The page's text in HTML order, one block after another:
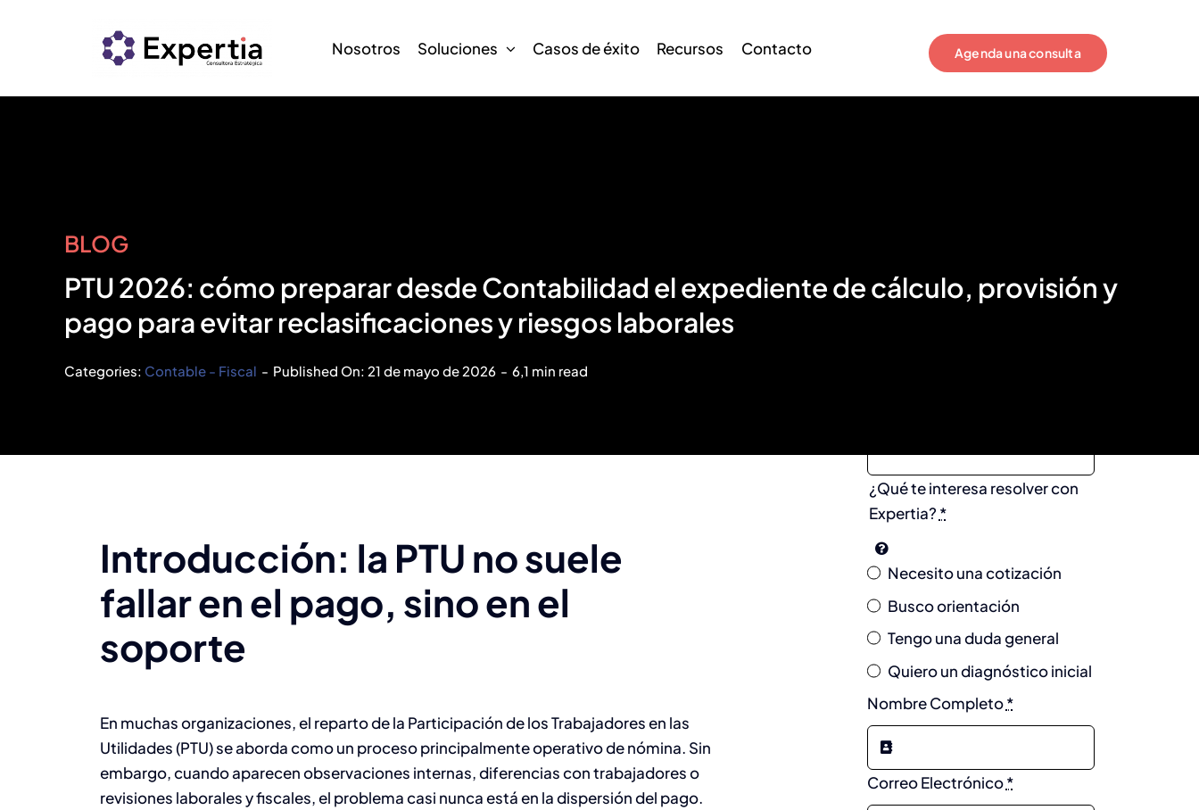
Nosotros Soluciones Casos de éxito Recursos Contacto Agenda una consulta
BLOG
PTU 2026: cómo preparar desde Contabilidad el expediente de cálculo, provisión y
pago para evitar reclasificaciones y riesgos laborales
Categories: Contable - Fiscal - Published On: 21 de mayo de 2026 - 6,1 min read
Introducción: la PTU no suele
fallar en el pago, sino en el
soporte
En muchas organizaciones, el reparto de la Participación de los Trabajadores en las
Utilidades (PTU) se aborda como un proceso principalmente operativo de nómina. Sin
embargo, cuando aparecen observaciones internas, diferencias con trabajadores o
revisiones laborales y fiscales, el problema casi nunca está en la dispersión del pago.
¿Qué te interesa resolver con
Expertia? *
Necesito una cotización
Busco orientación
Tengo una duda general
Quiero un diagnóstico inicial
Nombre Completo*
Correo Electrónico*